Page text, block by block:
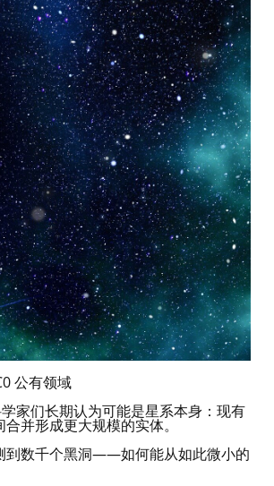
公有领域
家们长期认为可能是星系本身：现有
并形成更大规模的实体。
到数千个黑洞——如何能从如此微小的